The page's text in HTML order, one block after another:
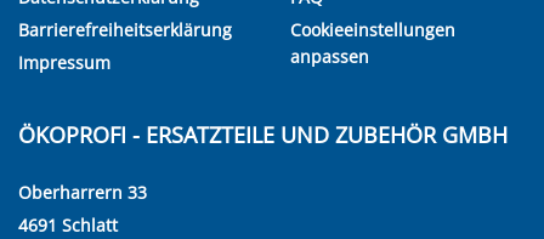
Barrierefreiheitserklärung
Impressum
Cookieeinstellungen
anpassen
ÖKOPROFI - ERSATZTEILE UND ZUBEHÖR GMBH
Oberharrern 33
4691 Schlatt